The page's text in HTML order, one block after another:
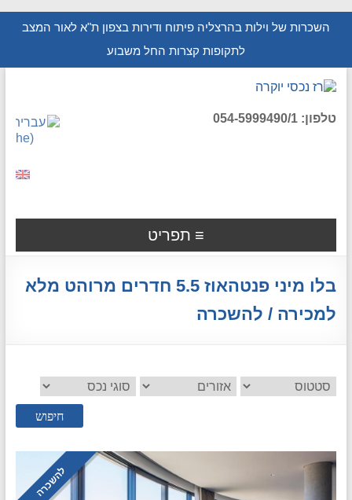
השכרות של וילות בהרצליה פיתוח ודירות בצפון ת"א לאור המצב
לתקופות קצרות החל משבוע
טלפון: 054-5999490/1
תפריט
בלו מיני פנטהאוז 5.5 חדרים מרוהט מלא
למכירה / להשכרה
חיפוש
להשכרה